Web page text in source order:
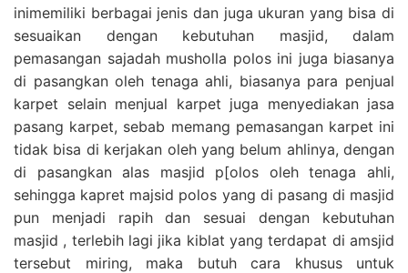
inimemiliki berbagai jenis dan juga ukuran yang bisa di
sesuaikan dengan kebutuhan masjid, dalam
pemasangan sajadah musholla polos ini juga biasanya
di pasangkan oleh tenaga ahli, biasanya para penjual
karpet selain menjual karpet juga menyediakan jasa
pasang karpet, sebab memang pemasangan karpet ini
tidak bisa di kerjakan oleh yang belum ahlinya, dengan
di pasangkan alas masjid p[olos oleh tenaga ahli,
sehingga kapret majsid polos yang di pasang di masjid
pun menjadi rapih dan sesuai dengan kebutuhan
masjid , terlebih lagi jika kiblat yang terdapat di amsjid
tersebut miring, maka butuh cara khusus untuk